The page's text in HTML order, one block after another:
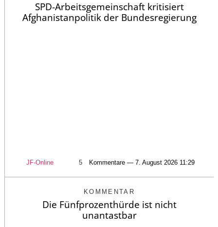
SPD-Arbeitsgemeinschaft kritisiert
Afghanistanpolitik der Bundesregierung
JF-Online 5 Kommentare — 7. August 2026 11:29
KOMMENTAR
Die Fünfprozenthürde ist nicht
unantastbar